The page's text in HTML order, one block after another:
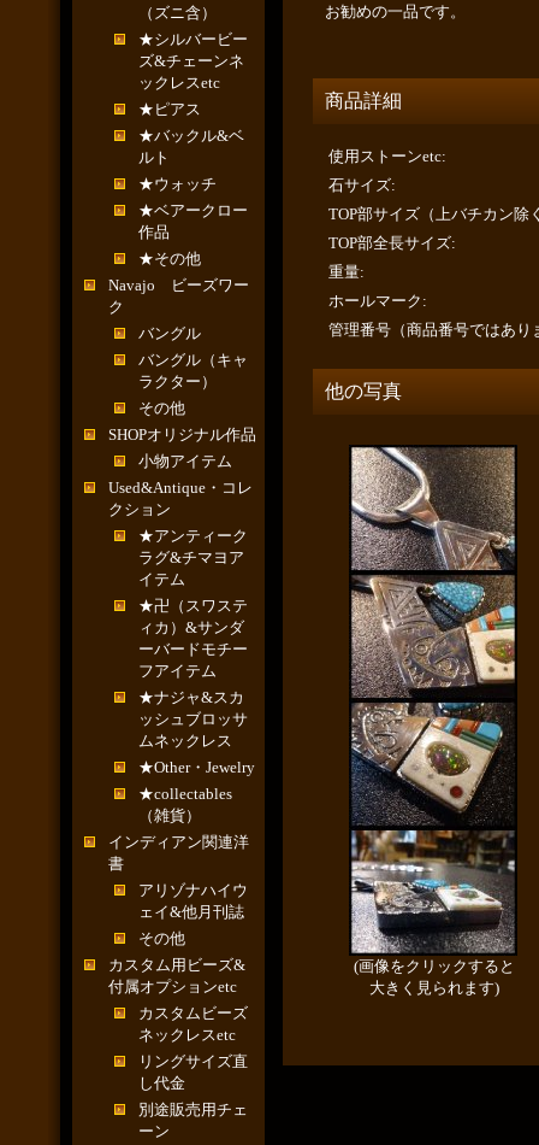
（ズニ含）
★シルバービー
ズ&チェーンネ
ックレスetc
★ピアス
★バックル&ベ
ルト
★ウォッチ
★ベアークロー
作品
★その他
Navajo ビーズワー
ク
バングル
バングル（キャ
ラクター）
その他
SHOPオリジナル作品
小物アイテム
Used&Antique・コレ
クション
★アンティーク
ラグ&チマヨア
イテム
★卍（スワステ
ィカ）&サンダ
ーバードモチー
フアイテム
★ナジャ&スカ
ッシュブロッサ
ムネックレス
★Other・Jewelry
★collectables
（雑貨）
インディアン関連洋
書
アリゾナハイウ
ェイ&他月刊誌
その他
カスタム用ビーズ&
付属オプションetc
カスタムビーズ
ネックレスetc
リングサイズ直
し代金
別途販売用チェ
ーン
お勧めの一品です。
商品詳細
使用ストーンetc:
石サイズ:
TOP部サイズ（上バチカン除
TOP部全長サイズ:
重量:
ホールマーク :
管理番号（商品番号ではあり
他の写真
(画像をクリックすると
大きく見られます)